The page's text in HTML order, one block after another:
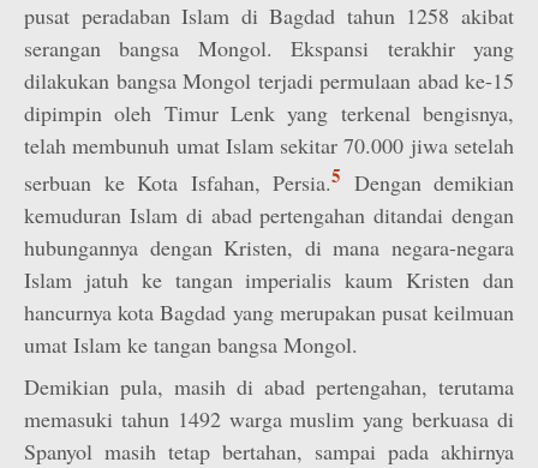
pusat peradaban Islam di Bagdad tahun 1258 akibat
serangan bangsa Mongol. Ekspansi terakhir yang
dilakukan bangsa Mongol terjadi permulaan abad ke-15
dipimpin oleh Timur Lenk yang terkenal bengisnya,
telah membunuh umat Islam sekitar 70.000 jiwa setelah
serbuan ke Kota Isfahan, Persia.5 Dengan demikian
kemuduran Islam di abad pertengahan ditandai dengan
hubungannya dengan Kristen, di mana negara-negara
Islam jatuh ke tangan imperialis kaum Kristen dan
hancurnya kota Bagdad yang merupakan pusat keilmuan
umat Islam ke tangan bangsa Mongol.
Demikian pula, masih di abad pertengahan, terutama
memasuki tahun 1492 warga muslim yang berkuasa di
Spanyol masih tetap bertahan, sampai pada akhirnya